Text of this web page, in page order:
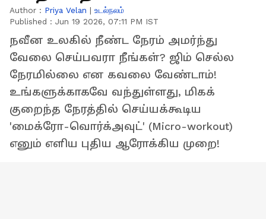
Author : Priya Velan | உடல்நலம்
Published : Jun 19 2026, 07:11 PM IST
நவீன உலகில் நீண்ட நேரம் அமர்ந்து
வேலை செய்பவரா நீங்கள்? ஜிம் செல்ல
நேரமில்லை என கவலை வேண்டாம்!
உங்களுக்காகவே வந்துள்ளது, மிகக்
குறைந்த நேரத்தில் செய்யக்கூடிய
'மைக்ரோ-வொர்க்அவுட்' (Micro-workout)
எனும் எளிய புதிய ஆரோக்கிய முறை!